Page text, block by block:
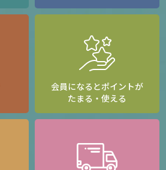
会員になるとポイントが
たまる・使える